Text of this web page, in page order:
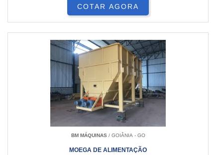
COTAR AGORA
BM MÁQUINAS/ GOIÂNIA - GO
MOEGA DE ALIMENTAÇÃO